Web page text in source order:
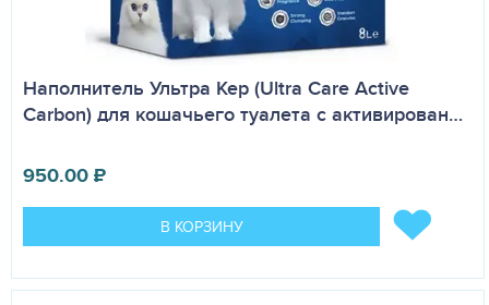
Наполнитель Ультра Кер (Ultra Care Active
Carbon) для кошачьего туалета с активирован…
950.00₽
В КОРЗИНУ